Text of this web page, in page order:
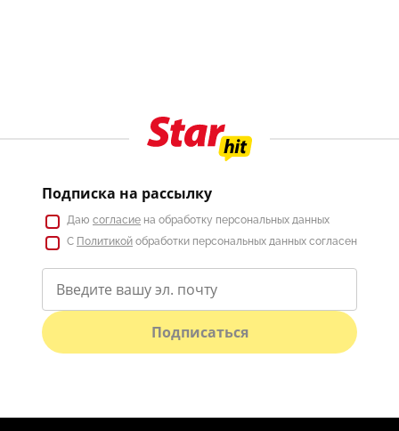
Подписка на рассылку
Даю согласие на обработку персональных данных
С Политикой обработки персональных данных согласен
Подписаться